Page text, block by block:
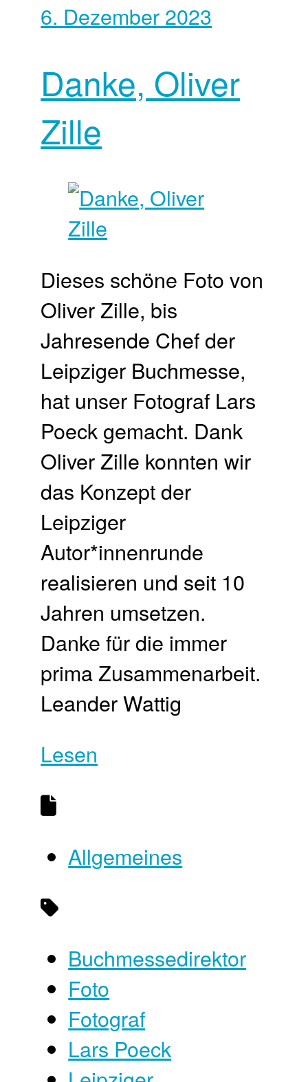
6. Dezember 2023
Danke, Oliver
Zille
Dieses schöne Foto von
Oliver Zille, bis
Jahresende Chef der
Leipziger Buchmesse,
hat unser Fotograf Lars
Poeck gemacht. Dank
Oliver Zille konnten wir
das Konzept der
Leipziger
Autor*innenrunde
realisieren und seit 10
Jahren umsetzen.
Danke für die immer
prima Zusammenarbeit.
Leander Wattig
Lesen
Allgemeines
Buchmessedirektor
Foto
Fotograf
Lars Poeck